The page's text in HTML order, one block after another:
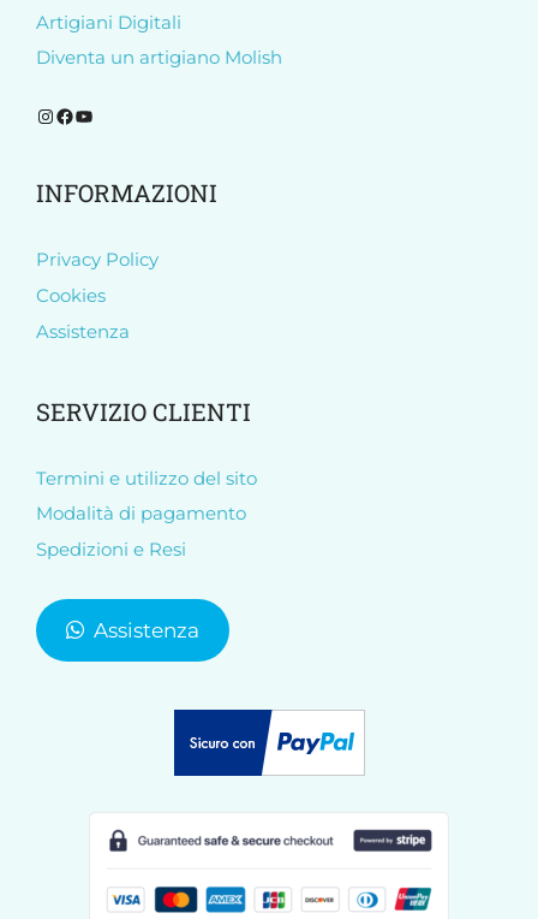
Artigiani Digitali
Diventa un artigiano Molish
Segui Molish su Instagram
Segui Molish su Facebook
Iscriviti al nostro canale YouTube
INFORMAZIONI
Privacy Policy
Cookies
Assistenza
SERVIZIO CLIENTI
Termini e utilizzo del sito
Modalità di pagamento
Spedizioni e Resi
Assistenza